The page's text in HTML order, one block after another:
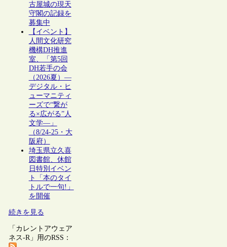
古屋城の現天
守閣の記録を
募集中
【イベント】
人間文化研究
機構DH推進
室、「第5回
DH若手の会
（2026夏）―
デジタル・ヒ
ューマニティ
ーズで“繋が
る×広がる”人
文学―」
（8/24-25・大
阪府）
埼玉県立久喜
図書館、休館
日特別イベン
ト「本のタイ
トルで一句!」
を開催
続きを見る
「カレントアウェア
ネス-R」用のRSS：